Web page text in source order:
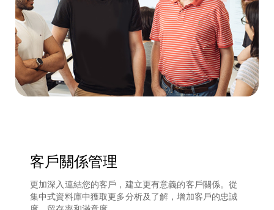
客戶關係管理
更加深入連結您的客戶，建立更有意義的客戶關係。從
集中式資料庫中獲取更多分析及了解，增加客戶的忠誠